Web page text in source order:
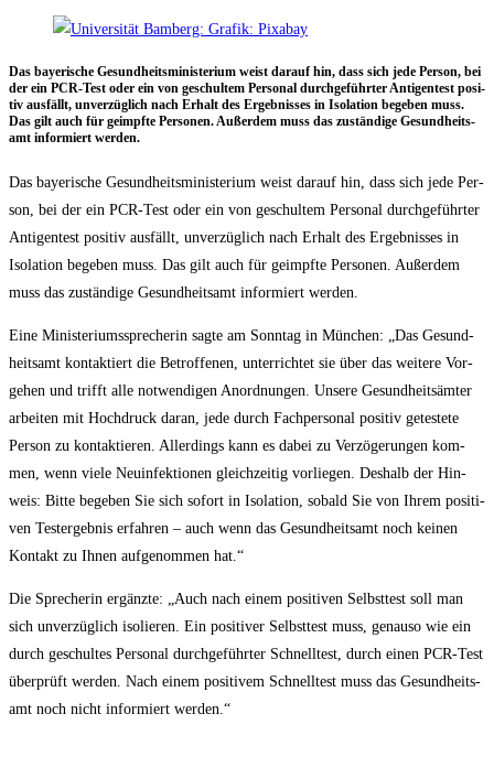
Das baye­ri­sche Gesund­heits­mi­nis­te­ri­um weist dar­auf hin, dass sich jede Per­son, bei
der ein PCR-Test oder ein von geschul­tem Per­so­nal durch­ge­führ­ter Anti­gen­test posi­
tiv aus­fällt, unver­züg­lich nach Erhalt des Ergeb­nis­ses in Iso­la­ti­on bege­ben muss.
Das gilt auch für geimpf­te Per­so­nen. Außer­dem muss das zustän­di­ge Gesund­heits­
amt infor­miert werden.
Das baye­ri­sche Gesund­heits­mi­nis­te­ri­um weist dar­auf hin, dass sich jede Per­
son, bei der ein PCR-Test oder ein von geschul­tem Per­so­nal durch­ge­führ­ter
Anti­gen­test posi­tiv aus­fällt, unver­züg­lich nach Erhalt des Ergeb­nis­ses in
Iso­la­ti­on bege­ben muss. Das gilt auch für geimpf­te Per­so­nen. Außer­dem
muss das zustän­di­ge Gesund­heits­amt infor­miert werden.
Eine Minis­te­ri­ums­spre­che­rin sag­te am Sonn­tag in Mün­chen: „Das Gesund­
heits­amt kon­tak­tiert die Betrof­fe­nen, unter­rich­tet sie über das wei­te­re Vor­
ge­hen und trifft alle not­wen­di­gen Anord­nun­gen. Unse­re Gesund­heits­äm­ter
arbei­ten mit Hoch­druck dar­an, jede durch Fach­per­so­nal posi­tiv getes­te­te
Per­son zu kon­tak­tie­ren. Aller­dings kann es dabei zu Ver­zö­ge­run­gen kom­
men, wenn vie­le Neu­in­fek­tio­nen gleich­zei­tig vor­lie­gen. Des­halb der Hin­
weis: Bit­te bege­ben Sie sich sofort in Iso­la­ti­on, sobald Sie von Ihrem posi­ti­
ven Test­ergeb­nis erfah­ren – auch wenn das Gesund­heits­amt noch kei­nen
Kon­takt zu Ihnen auf­ge­nom­men hat.“
Die Spre­che­rin ergänz­te: „Auch nach einem posi­ti­ven Selbst­test soll man
sich unver­züg­lich iso­lie­ren. Ein posi­ti­ver Selbst­test muss, genau­so wie ein
durch geschul­tes Per­so­nal durch­ge­führ­ter Schnell­test, durch einen PCR-Test
über­prüft wer­den. Nach einem posi­ti­vem Schnell­test muss das Gesund­heits­
amt noch nicht infor­miert werden.“